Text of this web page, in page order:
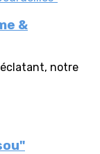
&
notre